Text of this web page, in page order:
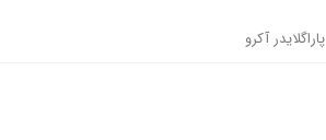
پاراگلایدر آکرو